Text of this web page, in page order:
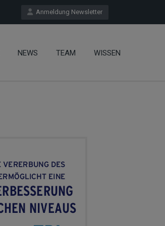
Anmeldung Newsletter
NEWS TEAM WISSEN